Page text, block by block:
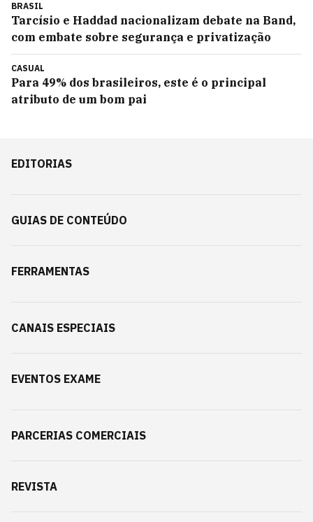
BRASIL
Tarcísio e Haddad nacionalizam debate na Band,
com embate sobre segurança e privatização
CASUAL
Para 49% dos brasileiros, este é o principal
atributo de um bom pai
EDITORIAS
GUIAS DE CONTEÚDO
FERRAMENTAS
CANAIS ESPECIAIS
EVENTOS EXAME
PARCERIAS COMERCIAIS
REVISTA